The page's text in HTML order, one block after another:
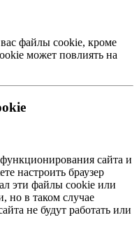
файлы cookie, кроме
может повлиять на
сайта и
настроить браузер
эти файлы cookie или
но в таком случае
не будут работать или